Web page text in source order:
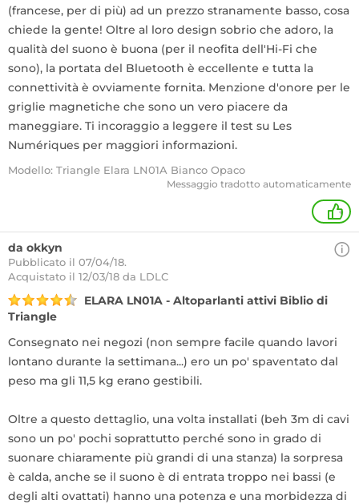
(francese, per di più) ad un prezzo stranamente basso, cosa
chiede la gente! Oltre al loro design sobrio che adoro, la
qualità del suono è buona (per il neofita dell'Hi-Fi che
sono), la portata del Bluetooth è eccellente e tutta la
connettività è ovviamente fornita. Menzione d'onore per le
griglie magnetiche che sono un vero piacere da
maneggiare. Ti incoraggio a leggere il test su Les
Numériques per maggiori informazioni.
Modello: Triangle Elara LN01A Bianco Opaco
Messaggio tradotto automaticamente
+
da okkyn
Pubblicato il 07/04/18.
Acquistato il 12/03/18 da LDLC
ELARA LN01A - Altoparlanti attivi Biblio di
Triangle
Consegnato nei negozi (non sempre facile quando lavori
lontano durante la settimana...) ero un po' spaventato dal
peso ma gli 11,5 kg erano gestibili.
Oltre a questo dettaglio, una volta installati (beh 3m di cavi
sono un po' pochi soprattutto perché sono in grado di
suonare chiaramente più grandi di una stanza) la sorpresa
è calda, anche se il suono è di entrata troppo nei bassi (e
degli alti ovattati) hanno una potenza e una morbidezza di